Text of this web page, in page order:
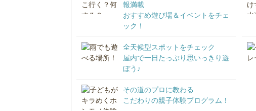
報満載
おすすめ遊び場＆イベントをチェ
ック！
全天候型スポットをチェック
屋内で一日たっぷり思いっきり遊
ぼう♪
その道のプロに教わる
こだわりの親子体験プログラム！